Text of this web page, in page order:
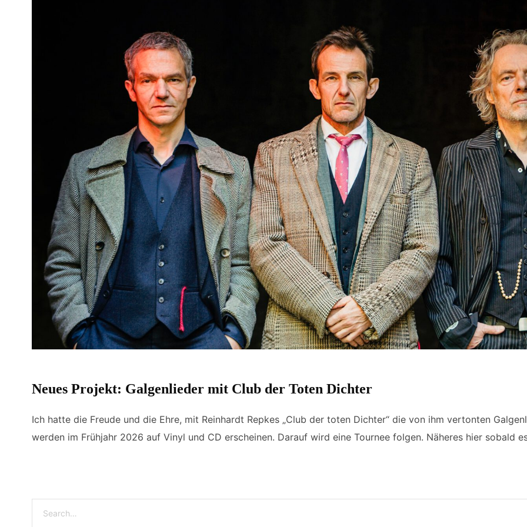
Neues Projekt: Galgenlieder mit Club der Toten Dichter
Ich hatte die Freude und die Ehre, mit Reinhardt Repkes „Club der toten Dichter“ die von ihm vertonten
werden im Frühjahr 2026 auf Vinyl und CD erscheinen. Darauf wird eine Tournee folgen. Näheres hier sobald